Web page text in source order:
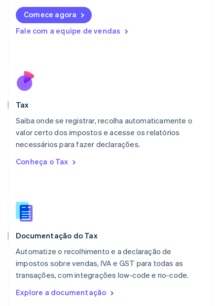
Comece agora
Fale com a equipe de vendas
Tax
Saiba onde se registrar, recolha automaticamente o
valor certo dos impostos e acesse os relatórios
necessários para fazer declarações.
Conheça o Tax
Documentação do Tax
Automatize o recolhimento e a declaração de
impostos sobre vendas, IVA e GST para todas as
transações, com integrações low-code e no-code.
Explore a documentação
Liechtenstein
Deutsch English
Lituânia
English
English
Malta
Noruega
English
Nova Zelândia
Países Baixos
Portugal
Português
English简体中文
Reino Unido
República Tcheca
English
English